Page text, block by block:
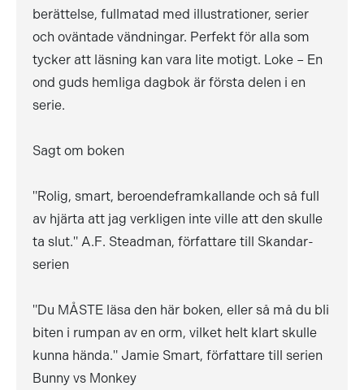
berättelse, fullmatad med illustrationer, serier
och oväntade vändningar. Perfekt för alla som
tycker att läsning kan vara lite motigt. Loke – En
ond guds hemliga dagbok är första delen i en
serie.
Sagt om boken
"Rolig, smart, beroendeframkallande och så full
av hjärta att jag verkligen inte ville att den skulle
ta slut." A.F. Steadman, författare till Skandar-
serien
"Du MÅSTE läsa den här boken, eller så må du bli
biten i rumpan av en orm, vilket helt klart skulle
kunna hända." Jamie Smart, författare till serien
Bunny vs Monkey